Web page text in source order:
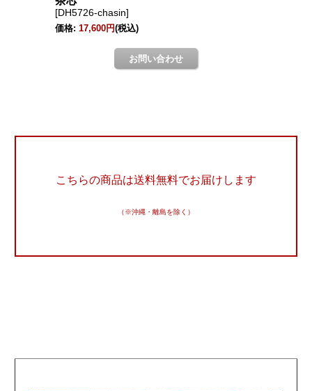
こちらの商品は送料無料でお届けします
（※沖縄・離島を除く）